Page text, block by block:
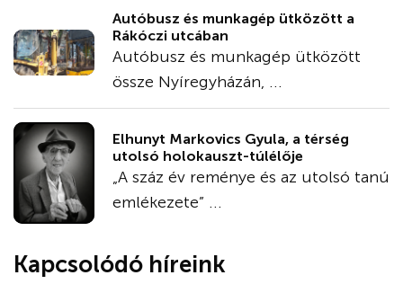
Autóbusz és munkagép ütközött a
Rákóczi utcában
Autóbusz és munkagép ütközött
össze Nyíregyházán, ...
Elhunyt Markovics Gyula, a térség
utolsó holokauszt-túlélője
„A száz év reménye és az utolsó tanú
emlékezete” ...
Kapcsolódó híreink